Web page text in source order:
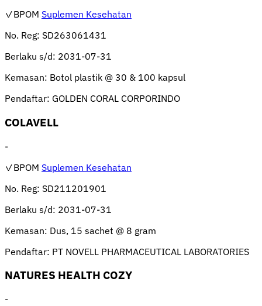
✓BPOM Suplemen Kesehatan
No. Reg: SD263061431
Berlaku s/d: 2031-07-31
Kemasan: Botol plastik @ 30 & 100 kapsul
Pendaftar: GOLDEN CORAL CORPORINDO
COLAVELL
-
✓BPOM Suplemen Kesehatan
No. Reg: SD211201901
Berlaku s/d: 2031-07-31
Kemasan: Dus, 15 sachet @ 8 gram
Pendaftar: PT NOVELL PHARMACEUTICAL LABORATORIES
NATURES HEALTH COZY
-